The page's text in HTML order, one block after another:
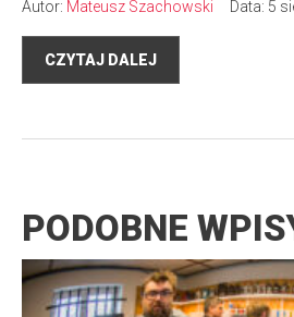
Autor: Mateusz Szachowski Data: 5
CZYTAJ DALEJ
PODOBNE